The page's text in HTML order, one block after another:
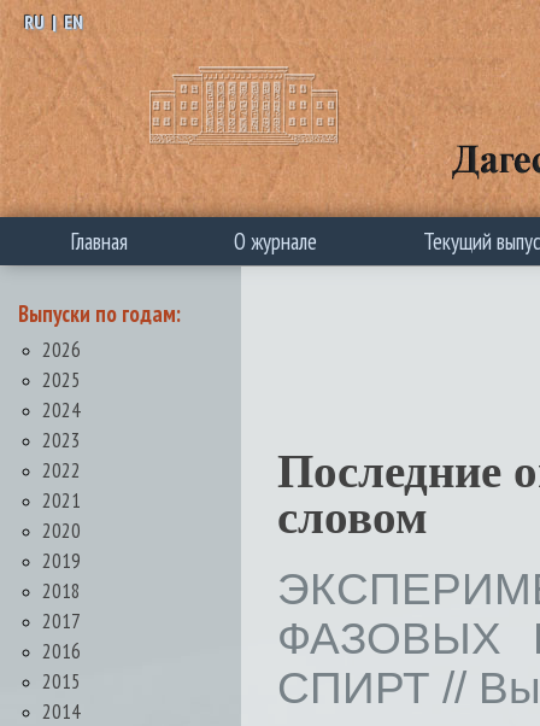
RU | EN
Главная О журнале Текущий
Выпуски по годам:
2026
2025
2024
2023
2022
2021
2020
2019
2018
2017
2016
2015
2014
Последние
словом
ФАЗОВЫХ
СПИРТ //